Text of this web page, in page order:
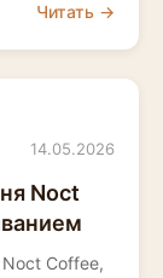
Читать →
14.05.2026
Noct
Coffee,